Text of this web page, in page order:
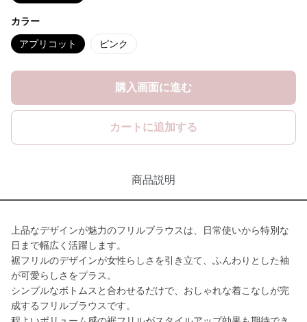
カラー
アプリコット ピンク
購入画面に進む
カートに追加する
商品説明
上品なデザインが魅力のフリルブラウスは、日常使いから特別な
日まで幅広く活躍します。
裾フリルのデザインが女性らしさを引き立て、ふんわりとした袖
が可愛らしさをプラス。
シンプルなボトムスと合わせるだけで、おしゃれな着こなしが完
成するフリルブラウスです。